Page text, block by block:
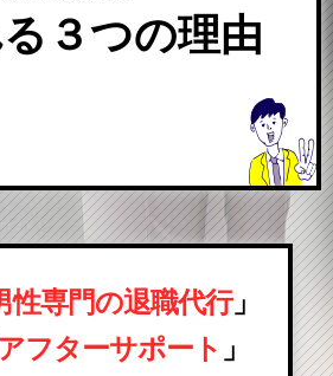
３つの理由
性専門の退職代行」
アフターサポート 」